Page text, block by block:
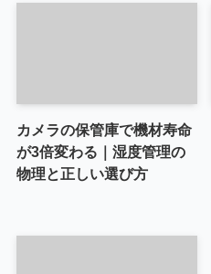
カメラの保管庫で機材寿命
が3倍変わる｜湿度管理の
物理と正しい選び方